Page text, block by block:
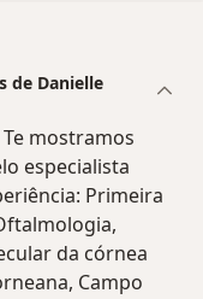
de Danielle
mostramos
especialista
Primeira
da córnea
Campo